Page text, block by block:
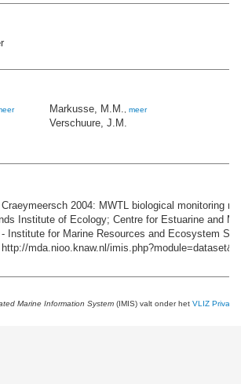
Markusse, M.M. meer
Verschuure, J.M.
2004: MWTL biological monitoring
Institute of Ecology; Centre for Estuarine and
Institute for Marine Resources and Ecosystem
mda.nioo.knaw.nl/
Marine Information System (IMIS) valt onder het VLIZ Privacy